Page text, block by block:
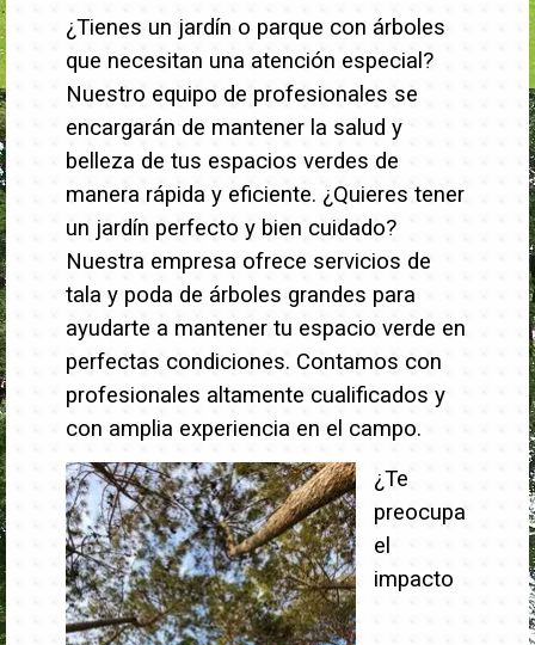
¿Tienes un jardín o parque con árboles
que necesitan una atención especial?
Nuestro equipo de profesionales se
encargarán de mantener la salud y
belleza de tus espacios verdes de
manera rápida y eficiente. ¿Quieres tener
un jardín perfecto y bien cuidado?
Nuestra empresa ofrece servicios de
tala y poda de árboles grandes para
ayudarte a mantener tu espacio verde en
perfectas condiciones. Contamos con
profesionales altamente cualificados y
con amplia experiencia en el campo.
¿Te
preocupa
el
impacto